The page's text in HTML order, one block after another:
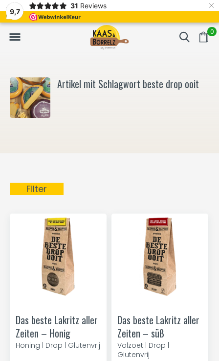
9,7
31 Reviews ×
0
Frisch geschnitten und vakuumverpackt. Meistens Lieferung
Artikel mit Schlagwort beste drop ooit
Filter
Das beste Lakritz aller
Zeiten – Honig
Honing | Drop | Glutenvrij
Das beste Lakritz aller
Zeiten – süß
Volzoet | Drop |
Glutenvrij